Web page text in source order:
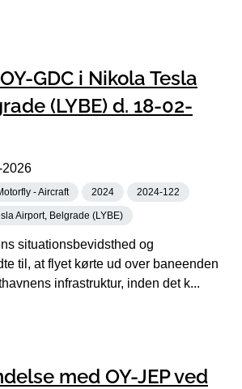
GDC i Nikola Tesla
(LYBE) d. 18-02-
2026
- Aircraft 2024 2024-122
Airport, Belgrade (LYBE)
situationsbevidsthed og
til, at flyet kørte ud over baneenden
infrastruktur, inden det k...
med OY-JEP ved